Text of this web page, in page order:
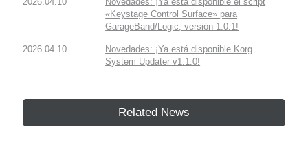
«Keystage Control Surface» para
GarageBand/Logic, versión 1.0.1!
2026.04.10
Novedades: ¡Ya está disponible Korg
System Updater v1.1.0!
Related News